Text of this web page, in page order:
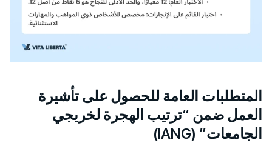
المتطلبات العامة للحصول على تأشيرة
العمل ضمن “ترتيب الهجرة لخريجي
الجامعات” (IANG)